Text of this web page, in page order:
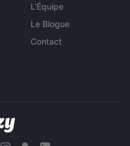
L'Équipe
Le Blogue
Contact